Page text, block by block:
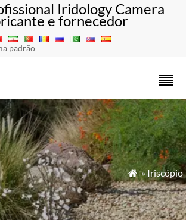
Iridology Camera
e fornecedor
padrão
 »Iriscópio